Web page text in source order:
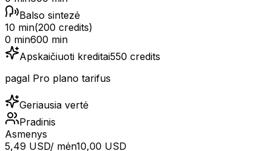
Balso sintezė
10 min(200 credits)
0 min600 min
Apskaičiuoti kreditai550 credits
pagal Pro plano tarifus
Geriausia vertė
Pradinis
Asmenys
5,49 USD/ mėn10,00 USD